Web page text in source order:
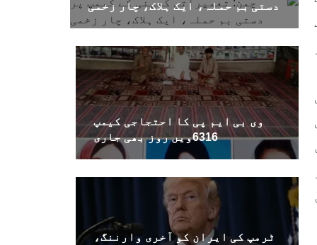
دستی بم حملہ، ایک ہلاک، چار زخمی
وی بی ایم پی کا احتجاجی کیمپ
6316ویں روز بھی جاری
ٹرمپ کی ایران کو آخری وارننگ،